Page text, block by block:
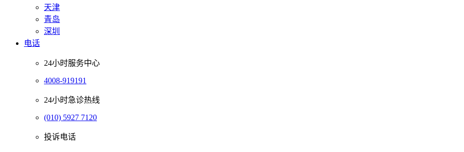
天津
青岛
深圳
电话
24小时服务中心
4008-919191
24小时急诊热线
(010) 5927 7120
投诉电话